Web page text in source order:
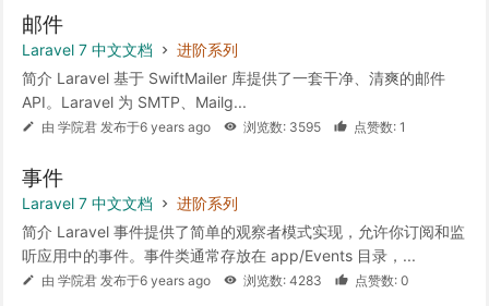
邮件
Laravel 7 中文文档
进阶系列
简介 Laravel 基于 SwiftMailer 库提供了一套干净、清爽的邮件
API。Laravel 为 SMTP、Mailg...
由 学院君 发布于6 years ago 浏览数: 3595 点赞数: 1
事件
Laravel 7 中文文档
进阶系列
简介 Laravel 事件提供了简单的观察者模式实现，允许你订阅和监
听应用中的事件。事件类通常存放在 app/Events 目录，...
由 学院君 发布于6 years ago 浏览数: 4283 点赞数: 0